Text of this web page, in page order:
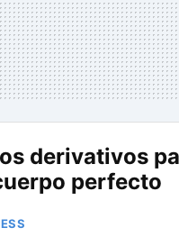
derivativos
perfecto